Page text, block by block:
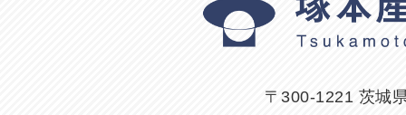
〒300-1221 茨城